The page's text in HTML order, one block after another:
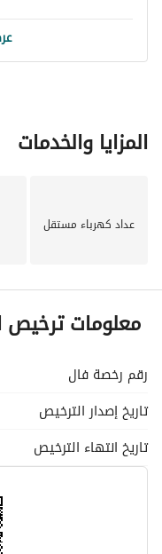
المزايا والخدمات
عداد كهرباء مستقل
معلومات ترخيص
رقم رخصة فال
تاريخ إصدار الترخيص
تاريخ انتهاء الترخيص